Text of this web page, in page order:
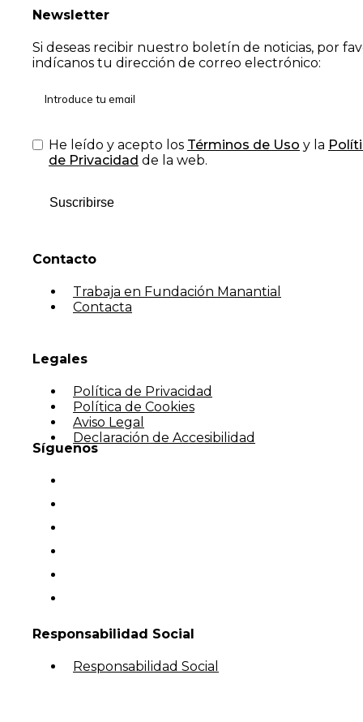
Newsletter
Si deseas recibir nuestro boletín de noticias, por
indícanos tu dirección de correo electrónico:
He leído y acepto los Términos de Uso y la
de Privacidad de la web.
Suscribirse
Contacto
Trabaja en Fundación Manantial
Contacta
Legales
Política de Privacidad
Política de Cookies
Aviso Legal
Declaración de Accesibilidad
Síguenos
Responsabilidad Social
Responsabilidad Social